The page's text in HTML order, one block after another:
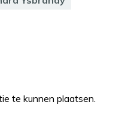
te kunnen plaatsen.